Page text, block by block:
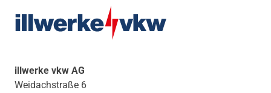
illwerke vkw AG
Weidachstraße 6